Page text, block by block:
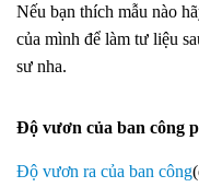
Nếu bạn thích mẫu nào
của mình để làm tư liệu
sư nha.
Độ vươn của ban công
Độ vươn ra của ban công